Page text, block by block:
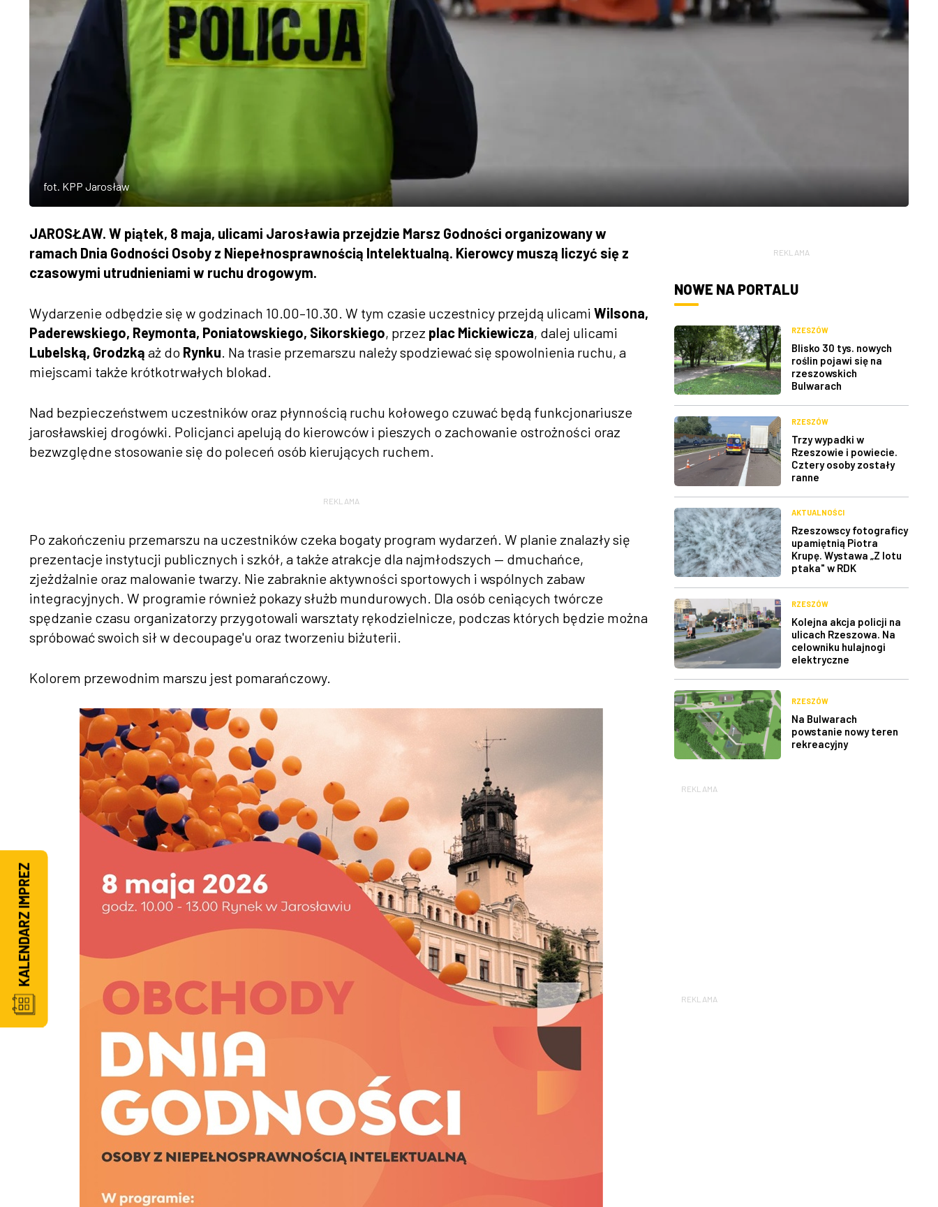
fot. KPP Jarosław
JAROSŁAW. W piątek, 8 maja, ulicami Jarosławia przejdzie Marsz Godności organizowany w
ramach Dnia Godności Osoby z Niepełnosprawnością Intelektualną. Kierowcy muszą liczyć się z
czasowymi utrudnieniami w ruchu drogowym.
Wydarzenie odbędzie się w godzinach 10.00–10.30. W tym czasie uczestnicy przejdą ulicami Wilsona,
Paderewskiego, Reymonta, Poniatowskiego, Sikorskiego, przez plac Mickiewicza, dalej ulicami
Lubelską, Grodzką aż do Rynku. Na trasie przemarszu należy spodziewać się spowolnienia ruchu, a
miejscami także krótkotrwałych blokad.
Nad bezpieczeństwem uczestników oraz płynnością ruchu kołowego czuwać będą funkcjonariusze
jarosławskiej drogówki. Policjanci apelują do kierowców i pieszych o zachowanie ostrożności oraz
bezwzględne stosowanie się do poleceń osób kierujących ruchem.
REKLAMA
Po zakończeniu przemarszu na uczestników czeka bogaty program wydarzeń. W planie znalazły się
prezentacje instytucji publicznych i szkół, a także atrakcje dla najmłodszych — dmuchańce,
zjeżdżalnie oraz malowanie twarzy. Nie zabraknie aktywności sportowych i wspólnych zabaw
integracyjnych. W programie również pokazy służb mundurowych. Dla osób ceniących twórcze
spędzanie czasu organizatorzy przygotowali warsztaty rękodzielnicze, podczas których będzie można
spróbować swoich sił w decoupage'u oraz tworzeniu biżuterii.
Kolorem przewodnim marszu jest pomarańczowy.
REKLAMA
NOWE NA PORTALU
RZESZÓW
Blisko 30 tys. nowych
roślin pojawi się na
rzeszowskich
Bulwarach
RZESZÓW
Trzy wypadki w
Rzeszowie i powiecie.
Cztery osoby zostały
ranne
AKTUALNOŚCI
Rzeszowscy fotograficy
upamiętnią Piotra
Krupę. Wystawa „Z lotu
ptaka" w RDK
RZESZÓW
Kolejna akcja policji na
ulicach Rzeszowa. Na
celowniku hulajnogi
elektryczne
RZESZÓW
Na Bulwarach
powstanie nowy teren
rekreacyjny
REKLAMA
REKLAMA
KALENDARZ IMPREZ